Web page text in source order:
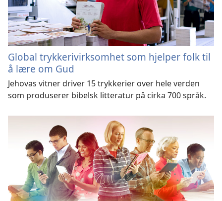
Global trykkerivirksomhet som hjelper folk til
å lære om Gud
Jehovas vitner driver 15 trykkerier over hele verden
som produserer bibelsk litteratur på cirka 700 språk.